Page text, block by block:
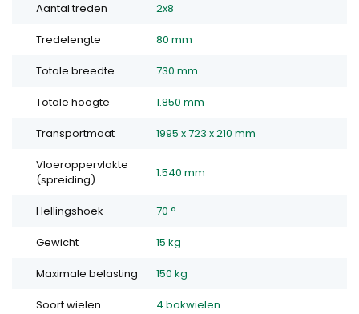
Aantal treden 2x8
Tredelengte 80 mm
Totale breedte 730 mm
Totale hoogte 1.850 mm
Transportmaat 1995 x 723 x 210 mm
Vloeroppervlakte
(spreiding)
1.540 mm
Hellingshoek 70 °
Gewicht 15 kg
Maximale belasting 150 kg
Soort wielen 4 bokwielen